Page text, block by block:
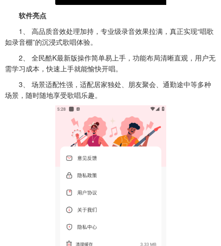
软件亮点
1、 高品质音效处理加持，专业级录音效果拉满，真正实现“唱歌
如录音棚”的沉浸式歌唱体验。
2、 全民酷K最新版操作简单易上手，功能布局清晰直观，用户无
需学习成本，快速上手就能愉快开唱。
3、 场景适配性强，适配居家独处、朋友聚会、通勤途中等多种
场景，随时随地享受歌唱乐趣。